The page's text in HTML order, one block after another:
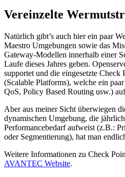
Vereinzelte
Natürlich gibt’s auch hier ein paar
Maestro Umgebungen sowie das
Gateway-Modellen innerhalb einer
Laufe dieses Jahres geben.
supportet und die eingesetzte Check
(Scalable Platforms), welche ein
QoS, Policy Based Routing usw.)
Aber aus meiner Sicht überwiegen
dynamischen Umgebung, die
Performancebedarf aufweist (z.B.:
oder Segmentierung), hat man
Weitere Informationen zu Check
AVANTEC Website.